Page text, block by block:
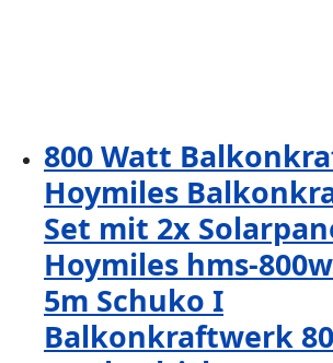
800 Watt
Hoymiles
Set mit 2x
Hoymiles hms-
5m Schuko I
Balkonkraftwerk